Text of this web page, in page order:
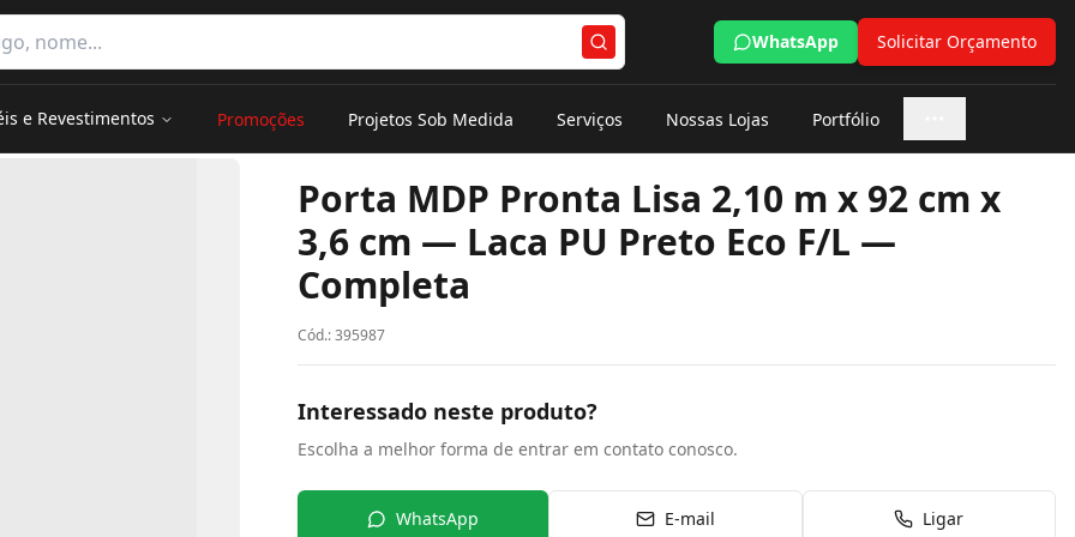
categorias
WhatsApp Solicitar Orçamento
e Revestimentos Promoções Projetos Sob Medida Serviços Nossas Lojas Portfólio
Eco F/L — Completa
Porta MDP Pronta Lisa 2,10 m x 92 cm x
3,6 cm — Laca PU Preto Eco F/L —
Completa
Cód.:395987
Interessado neste produto?
Escolha a melhor forma de entrar em contato conosco.
WhatsApp E-mail Ligar